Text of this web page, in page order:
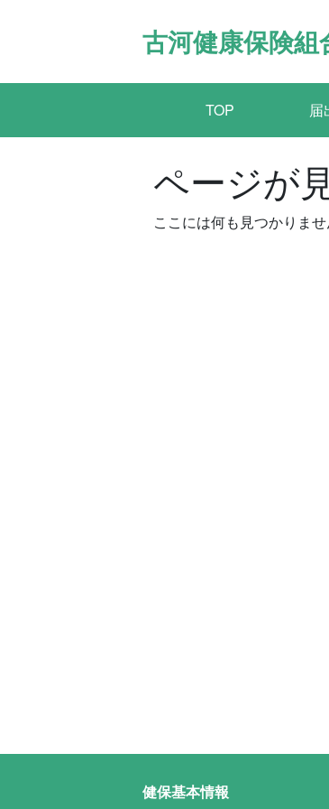
古河健康保険組
TOP 届
ページが
ここには何も見つかりませ
健保基本情報